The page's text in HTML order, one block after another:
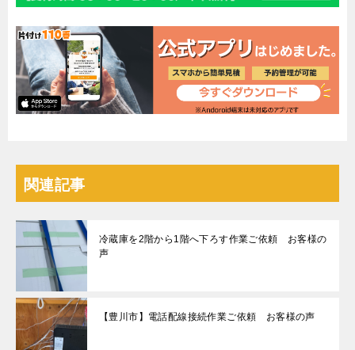
関連記事
冷蔵庫を2階から1階へ下ろす作業ご依頼 お客様の
声
【豊川市】電話配線接続作業ご依頼 お客様の声